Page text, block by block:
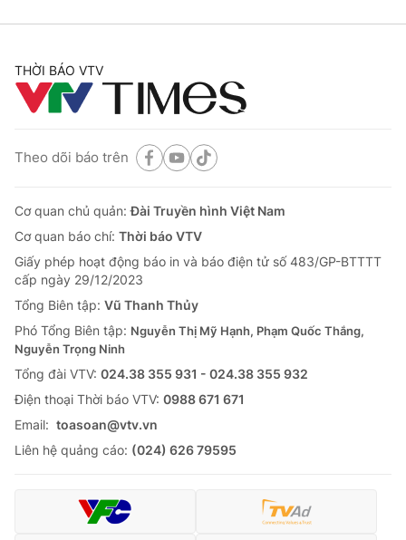
THỜI BÁO VTV
Theo dõi báo trên
Cơ quan chủ quản:Đài Truyền hình Việt Nam
Cơ quan báo chí: Thời báo VTV
Giấy phép hoạt động báo in và báo điện tử số 483/GP-BTTTT
cấp ngày 29/12/2023
Tổng Biên tập: Vũ Thanh Thủy
Phó Tổng Biên tập: Nguyễn Thị Mỹ Hạnh, Phạm Quốc Thắng,
Nguyễn Trọng Ninh
Tổng đài VTV: 024.38 355 931 - 024.38 355 932
Ðiện thoại Thời báo VTV: 0988 671 671
Email: toasoan@vtv.vn
Liên hệ quảng cáo: (024) 626 79595